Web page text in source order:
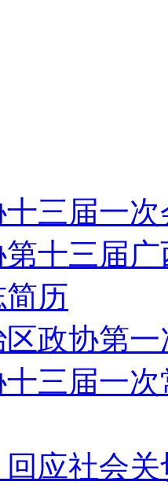
十三届一
十三届
历
政协第
十三届一
应社会